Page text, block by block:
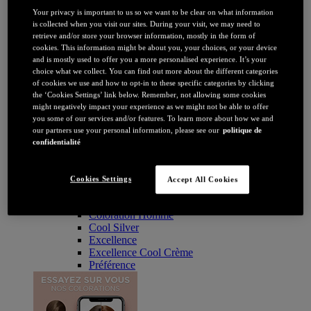
Par couleur
Blonde
Châtain
Brune / Noire
Rousse / Auburn
Eclaircissant
Tie & dye et balayage
Retouche racines
Flashy
Par durée
Coloration : Par gamme
Age Perfect
Coloration Homme
Cool Silver
Excellence
Excellence Cool Crème
Préférence
Your privacy is important to us so we want to be clear on what information
is collected when you visit our sites. During your visit, we may need to
retrieve and/or store your browser information, mostly in the form of
cookies. This information might be about you, your choices, or your device
and is mostly used to offer you a more personalised experience. It’s your
choice what we collect. You can find out more about the different categories
of cookies we use and how to opt-in to these specific categories by clicking
the ‘Cookies Settings’ link below. Remember, not allowing some cookies
might negatively impact your experience as we might not be able to offer
you some of our services and/or features. To learn more about how we and
our partners use your personal information, please see our politique de
confidentialité
Cookies Settings Accept All Cookies